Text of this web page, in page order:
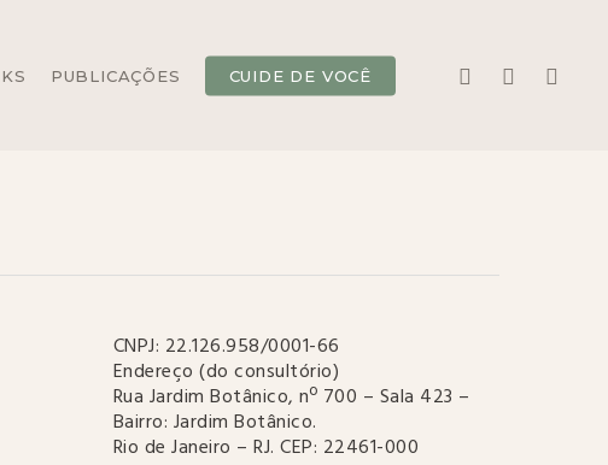
PUBLICAÇÕES CUIDE DE VOCÊ YOUTUBEINSTAGRAM
CNPJ: 22.126.958/0001-66
Endereço (do consultório)
Rua Jardim Botânico, nº 700 – Sala 423 –
Bairro: Jardim Botânico.
Rio de Janeiro – RJ. CEP: 22461-000